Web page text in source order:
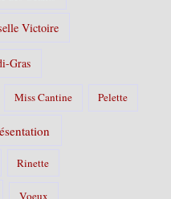
Victoire
Gras
Miss Cantine Pelette
Rinette
Voeux